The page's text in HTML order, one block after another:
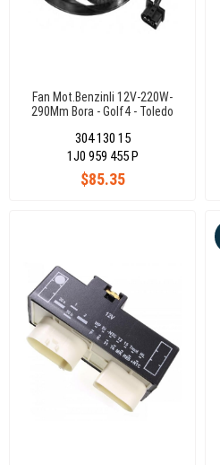
Fan Mot.Benzinli 12V-220W-
290Mm Bora - Golf4 - Toledo
304 130 15
$85.35
1J0 959 455 P